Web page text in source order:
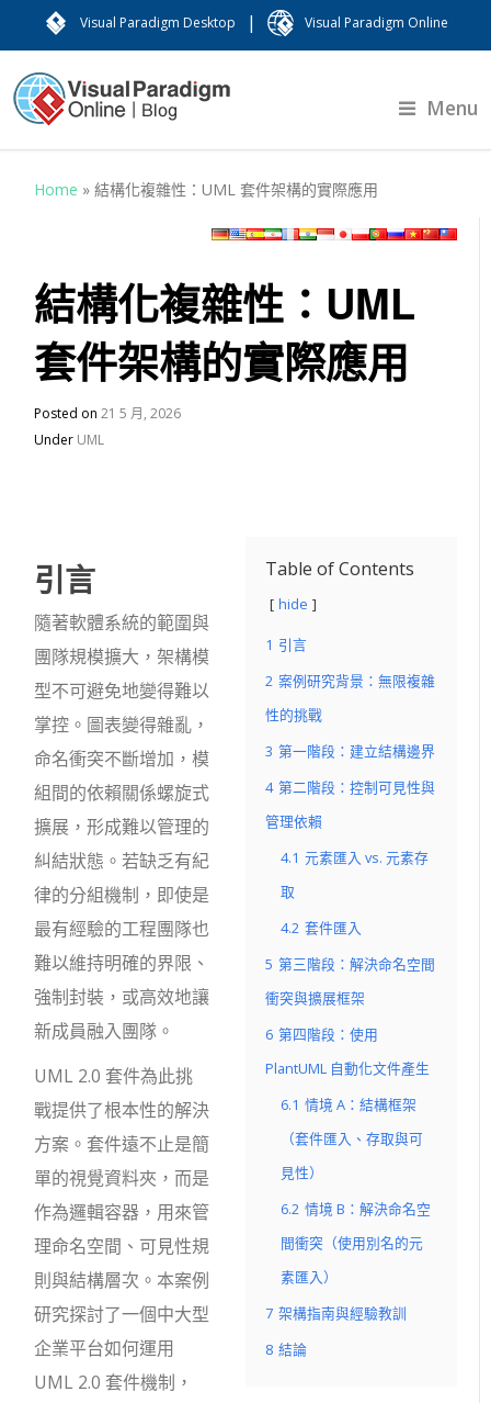
Visual Paradigm Desktop | Visual Paradigm Online
Menu
Home »結構化複雜性：UML 套件架構的實際應用
結構化複雜性：UML
套件架構的實際應用
Posted on21 5 月, 2026
Under UML
Table of Contents
hide
1 引言
2 案例研究背景：無限複雜
性的挑戰
3 第一階段：建立結構邊界
4 第二階段：控制可見性與
管理依賴
4.1 元素匯入 vs. 元素存
取
4.2 套件匯入
5 第三階段：解決命名空間
衝突與擴展框架
6 第四階段：使用
PlantUML 自動化文件產生
6.1 情境 A：結構框架
（套件匯入、存取與可
見性）
6.2 情境 B：解決命名空
間衝突（使用別名的元
素匯入）
7 架構指南與經驗教訓
8 結論
引言
隨著軟體系統的範圍與
團隊規模擴大，架構模
型不可避免地變得難以
掌控。圖表變得雜亂，
命名衝突不斷增加，模
組間的依賴關係螺旋式
擴展，形成難以管理的
糾結狀態。若缺乏有紀
律的分組機制，即使是
最有經驗的工程團隊也
難以維持明確的界限、
強制封裝，或高效地讓
新成員融入團隊。
UML 2.0 套件為此挑
戰提供了根本性的解決
方案。套件遠不止是簡
單的視覺資料夾，而是
作為邏輯容器，用來管
理命名空間、可見性規
則與結構層次。本案例
研究探討了一個中大型
企業平台如何運用
UML 2.0 套件機制，